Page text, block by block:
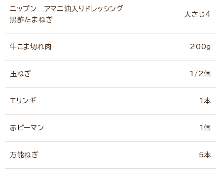
ニップン アマニ油入りドレッシング
黒酢たまねぎ
大さじ4
牛こま切れ肉 200ｇ
玉ねぎ 1/2個
エリンギ 1本
赤ピーマン 1個
万能ねぎ 5本